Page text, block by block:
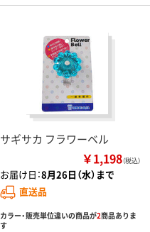
サギサカ フラワーベル
￥1,198（税込）
お届け日：8月26日（水）まで
直送品
カラー・販売単位違いの商品が2商品ありま
す